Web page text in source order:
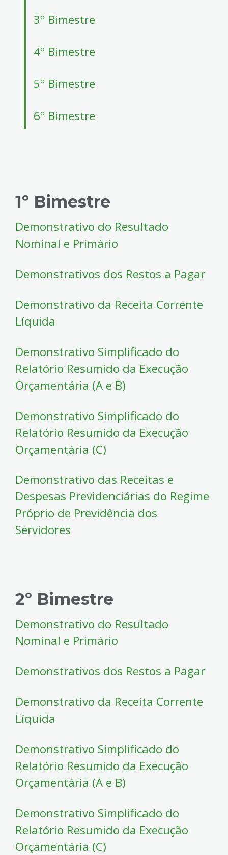
Acessibilidade3º Bimestre
4º Bimestre
5º Bimestre
6º Bimestre
1º Bimestre
Demonstrativo do Resultado
Nominal e Primário
Demonstrativos dos Restos a Pagar
Demonstrativo da Receita Corrente
Líquida
Demonstrativo Simplificado do
Relatório Resumido da Execução
Orçamentária (A e B)
Demonstrativo Simplificado do
Relatório Resumido da Execução
Orçamentária (C)
Demonstrativo das Receitas e
Despesas Previdenciárias do Regime
Próprio de Previdência dos
Servidores
2º Bimestre
Demonstrativo do Resultado
Nominal e Primário
Demonstrativos dos Restos a Pagar
Demonstrativo da Receita Corrente
Líquida
Demonstrativo Simplificado do
Relatório Resumido da Execução
Orçamentária (A e B)
Demonstrativo Simplificado do
Relatório Resumido da Execução
Orçamentária (C)